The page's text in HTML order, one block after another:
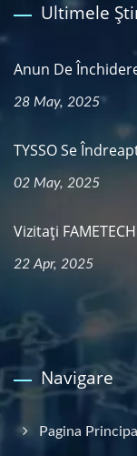
Ultimele
Anun De
28 May, 2025
TYSSO Se
02 May, 2025
Vizitați
22 Apr, 2025
Navigare
Pagina